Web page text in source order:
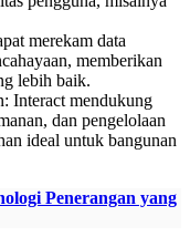
merekam data
memberikan
lebih baik.
Interact mendukung
dan pengelolaan
ideal untuk bangunan
Penerangan yang